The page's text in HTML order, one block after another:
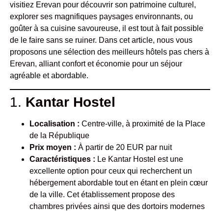
visitiez Erevan pour découvrir son patrimoine culturel,
explorer ses magnifiques paysages environnants, ou
goûter à sa cuisine savoureuse, il est tout à fait possible
de le faire sans se ruiner. Dans cet article, nous vous
proposons une sélection des meilleurs hôtels pas chers à
Erevan, alliant confort et économie pour un séjour
agréable et abordable.
1. Kantar Hostel
Localisation : Centre-ville, à proximité de la Place
de la République
Prix moyen : À partir de 20 EUR par nuit
Caractéristiques : Le Kantar Hostel est une
excellente option pour ceux qui recherchent un
hébergement abordable tout en étant en plein cœur
de la ville. Cet établissement propose des
chambres privées ainsi que des dortoirs modernes